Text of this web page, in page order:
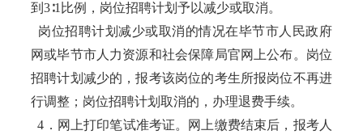
到3∶1比例，岗位招聘计划予以减少或取消。
岗位招聘计划减少或取消的情况在毕节市人民政府
网或毕节市人力资源和社会保障局官网上公布。岗位
招聘计划减少的，报考该岗位的考生所报岗位不再进
行调整；岗位招聘计划取消的，办理退费手续。
4．网上打印笔试准考证。网上缴费结束后，报考人